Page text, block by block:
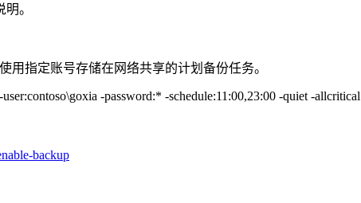
。
指定账号存储在网络共享的计划备份任务。
-password:* -schedule:11:00,23:00 -quiet -allcritical
backup